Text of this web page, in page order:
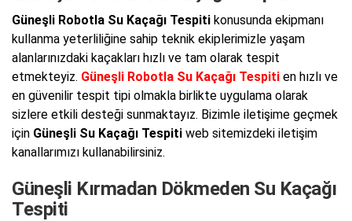
Güneşli Robotla Su Kaçağı Tespiti konusunda ekipmanı
kullanma yeterliliğine sahip teknik ekiplerimizle yaşam
alanlarınızdaki kaçakları hızlı ve tam olarak tespit
etmekteyiz. Güneşli Robotla Su Kaçağı Tespiti en hızlı ve
en güvenilir tespit tipi olmakla birlikte uygulama olarak
sizlere etkili desteği sunmaktayız. Bizimle iletişime geçmek
için Güneşli Su Kaçağı Tespiti web sitemizdeki iletişim
kanallarımızı kullanabilirsiniz.
Güneşli Kırmadan Dökmeden Su Kaçağı
Tespiti